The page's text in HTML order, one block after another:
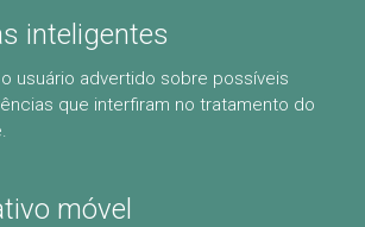
inteligentes
usuário advertido sobre possíveis
que interfiram no tratamento do
móvel